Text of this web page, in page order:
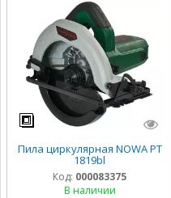
Пила циркулярная NOWA PT
1819bl
Код: 000083375
В наличии